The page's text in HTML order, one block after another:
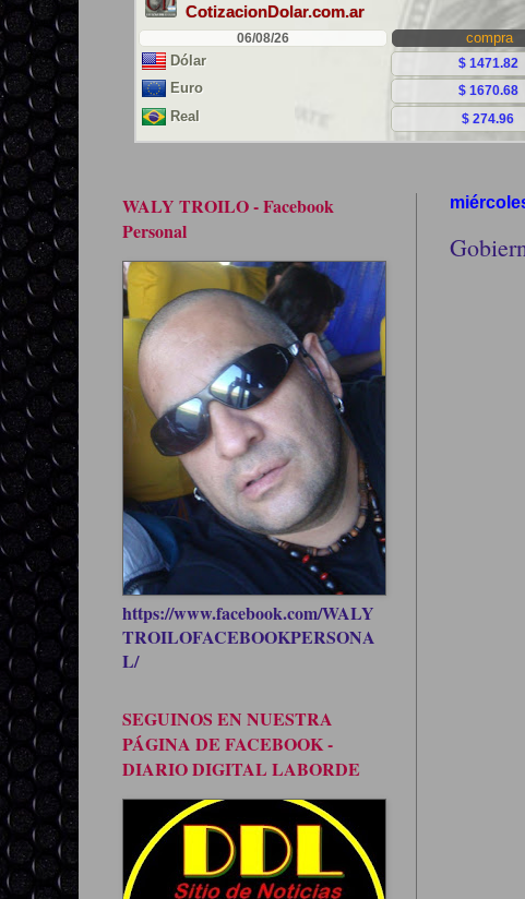
WALY TROILO - Facebook
Personal
https://www.facebook.com/WALY
TROILOFACEBOOKPERSONA
L/
SEGUINOS EN NUESTRA
PÁGINA DE FACEBOOK -
DIARIO DIGITAL LABORDE